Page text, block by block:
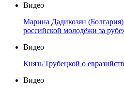
Видео
Марина Дадикозян
российской молодёжи за
Видео
Князь Трубецкой о
Видео